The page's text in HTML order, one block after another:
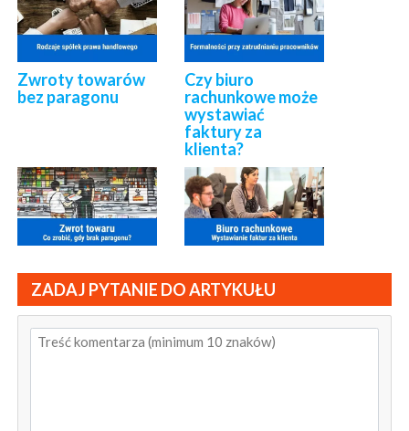
Zwroty towarów
bez paragonu
Czy biuro
rachunkowe może
wystawiać
faktury za
klienta?
ZADAJ PYTANIE DO ARTYKUŁU